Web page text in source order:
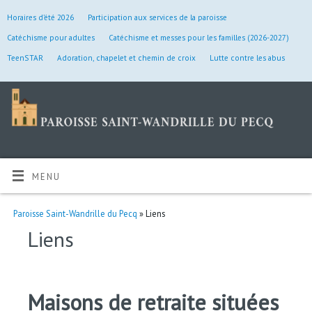
Horaires d’été 2026
Participation aux services de la paroisse
Catéchisme pour adultes
Catéchisme et messes pour les familles (2026-2027)
TeenSTAR
Adoration, chapelet et chemin de croix Lutte contre les abus
MENU
Paroisse Saint-Wandrille du Pecq » Liens
Liens
Maisons de retraite situées